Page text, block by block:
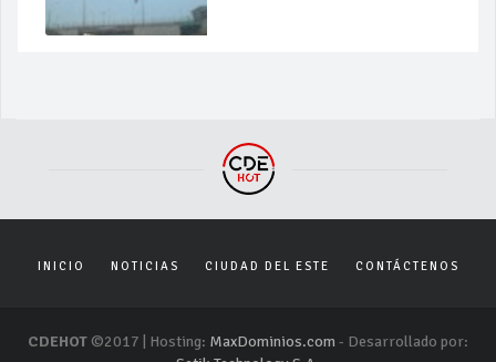
INICIO NOTICIAS CIUDAD DEL ESTE CONTÁCTENOS
CDEHOT ©2017 | Hosting: MaxDominios.com- Desarrollado por: